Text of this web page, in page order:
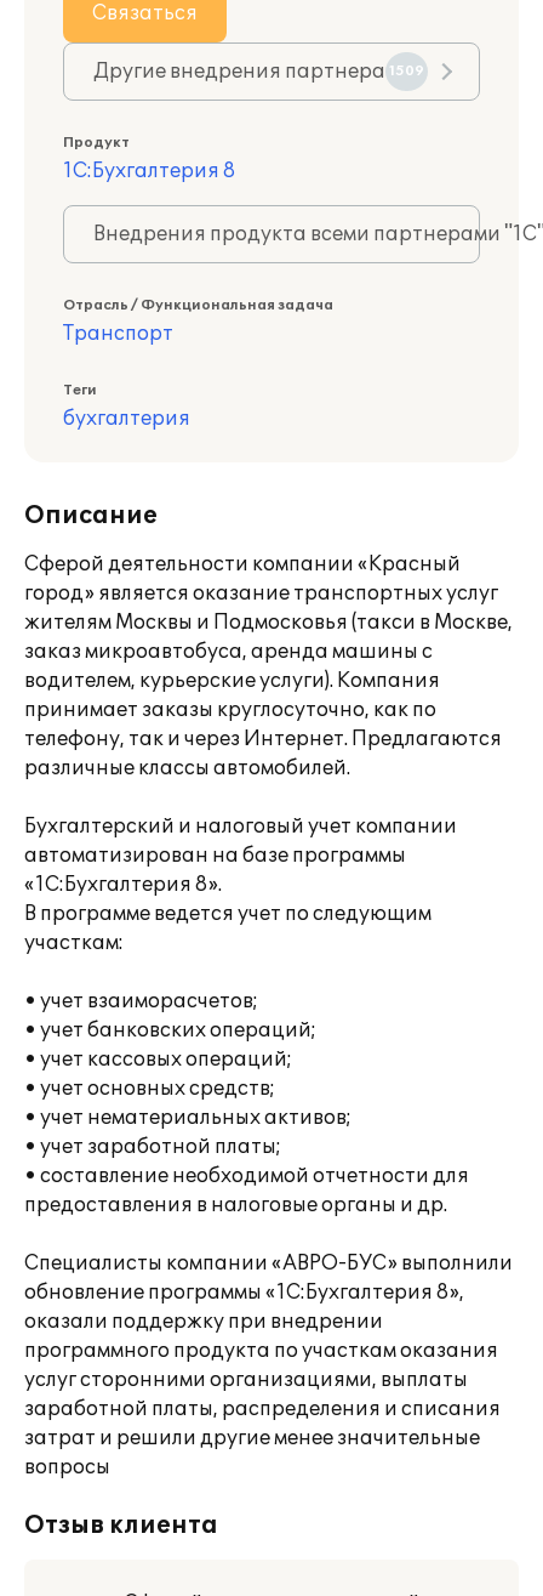
Связаться
Другие внедрения партнера 1509
Продукт
1С:Бухгалтерия 8
Внедрения продукта всеми партнерами
Отрасль / Функциональная задача
Транспорт
Теги
бухгалтерия
Описание
Сферой деятельности компании «Красный
город» является оказание транспортных услуг
жителям Москвы и Подмосковья (такси в Москве,
заказ микроавтобуса, аренда машины с
водителем, курьерские услуги). Компания
принимает заказы круглосуточно, как по
телефону, так и через Интернет. Предлагаются
различные классы автомобилей.
Бухгалтерский и налоговый учет компании
автоматизирован на базе программы
«1С:Бухгалтерия 8».
В программе ведется учет по следующим
участкам:
• учет взаиморасчетов;
• учет банковских операций;
• учет кассовых операций;
• учет основных средств;
• учет нематериальных активов;
• учет заработной платы;
• составление необходимой отчетности для
предоставления в налоговые органы и др.
Специалисты компании «АВРО-БУС» выполнили
обновление программы «1С:Бухгалтерия 8»,
оказали поддержку при внедрении
программного продукта по участкам оказания
услуг сторонними организациями, выплаты
заработной платы, распределения и списания
затрат и решили другие менее значительные
вопросы
Отзыв клиента